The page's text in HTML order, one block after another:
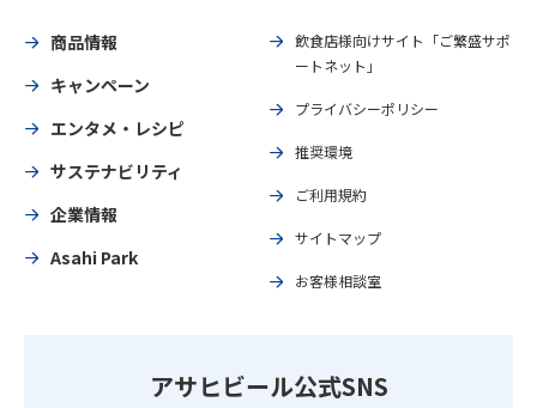
商品情報
キャンペーン
エンタメ・レシピ
サステナビリティ
企業情報
Asahi Park
飲食店様向けサイト「ご繁盛サポ
ートネット」
プライバシーポリシー
推奨環境
ご利用規約
サイトマップ
お客様相談室
アサヒビール公式SNS